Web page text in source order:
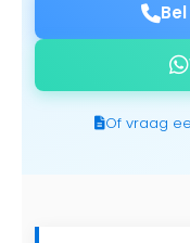
Of vraag